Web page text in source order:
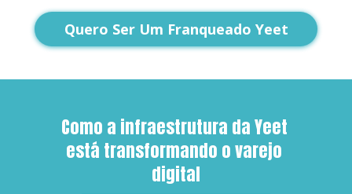
Quero Ser Um Franqueado Yeet
Como a infraestrutura da Yeet
está transformando o varejo
digital